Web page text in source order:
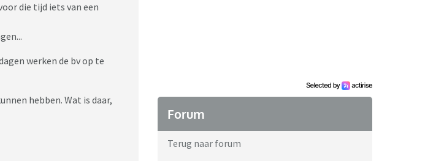
die tijd iets van een
werken de bv op te
hebben. Wat is daar,
Forum
Terug naar forum